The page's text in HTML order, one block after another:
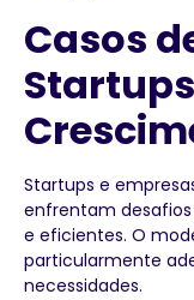
Casos
Startups e
enfrentam
e eficientes. O
particularmente
necessidades.